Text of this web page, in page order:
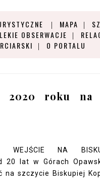
MAPA
OBSERWACJE
O PORTALU
2020 roku na
WEJŚCIE NA
20 lat w Górach
na szczycie Biskupiej